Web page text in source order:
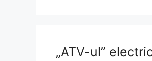
„ATV-ul”